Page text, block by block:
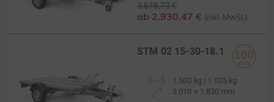
3.678,73 €
ab 2.930,47 € (inkl. MwSt.)
STM 02 15-30-18.1
1.500 kg | 1.035 kg
3.010 × 1.830 mm